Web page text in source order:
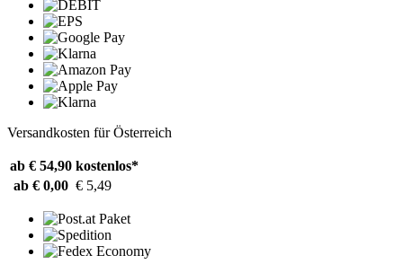
Versandkosten für Österreich
ab € 54,90 kostenlos*
ab € 0,00 € 5,49